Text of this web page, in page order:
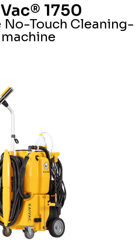
1750
Touch Cleaning-
machine